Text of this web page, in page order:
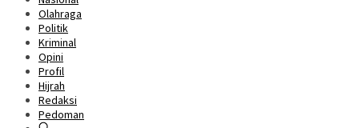
Olahraga
Politik
Kriminal
Opini
Profil
Hijrah
Redaksi
Pedoman